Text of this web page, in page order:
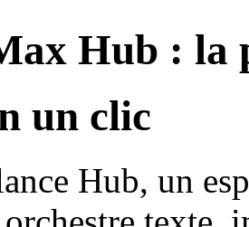
Hub : la
un clic
Hub, un